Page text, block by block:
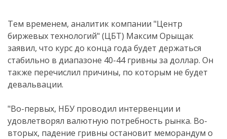
Тем временем, аналитик компании "Центр
биржевых технологий" (ЦБТ) Максим Орыщак
заявил, что курс до конца года будет держаться
стабильно в диапазоне 40-44 гривны за доллар. Он
также перечислил причины, по которым не будет
девальвации.
"Во-первых, НБУ проводил интервенции и
удовлетворял валютную потребность рынка. Во-
вторых, падение гривны остановит меморандум о